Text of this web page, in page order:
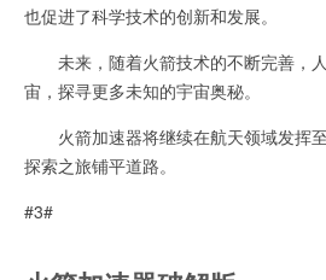
也促进了科学技术的创新和发展。
未来，随着火箭技术的不断完善，
宙，探寻更多未知的宇宙奥秘。
火箭加速器将继续在航天领域发挥
探索之旅铺平道路。
#3#